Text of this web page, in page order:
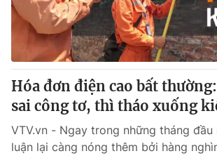
Hóa đơn điện cao bất
sai công tơ, thì tháo xuống
VTV.vn - Ngay trong những tháng đầu
luận lại càng nóng thêm bởi hàng